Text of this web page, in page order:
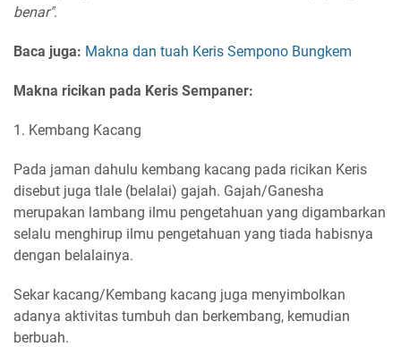
benar".
Baca juga: Makna dan tuah Keris Sempono Bungkem
Makna ricikan pada Keris Sempaner:
1. Kembang Kacang
Pada jaman dahulu kembang kacang pada ricikan Keris
disebut juga tlale (belalai) gajah. Gajah/Ganesha
merupakan lambang ilmu pengetahuan yang digambarkan
selalu menghirup ilmu pengetahuan yang tiada habisnya
dengan belalainya.
Sekar kacang/Kembang kacang juga menyimbolkan
adanya aktivitas tumbuh dan berkembang, kemudian
berbuah.